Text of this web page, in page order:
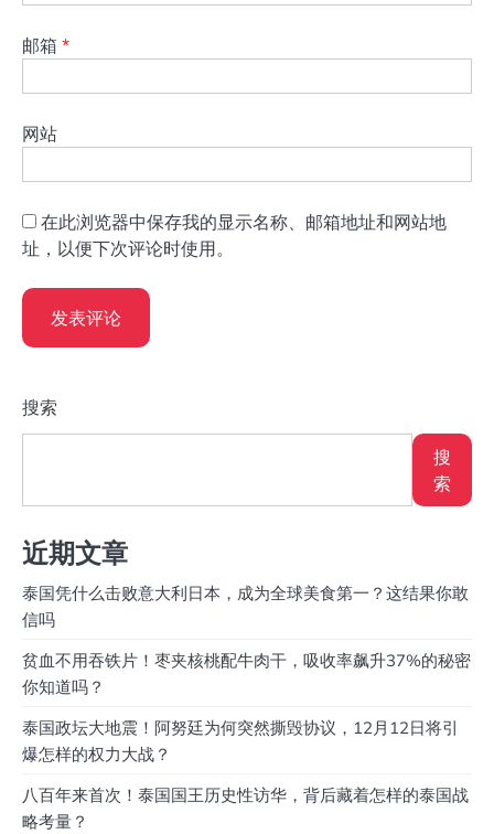
邮箱 *
网站
在此浏览器中保存我的显示名称、邮箱地址和网站地
址，以便下次评论时使用。
搜索
搜
索
近期文章
泰国凭什么击败意大利日本，成为全球美食第一？这结果你敢
信吗
贫血不用吞铁片！枣夹核桃配牛肉干，吸收率飙升37%的秘密
你知道吗？
泰国政坛大地震！阿努廷为何突然撕毁协议，12月12日将引
爆怎样的权力大战？
八百年来首次！泰国国王历史性访华，背后藏着怎样的泰国战
略考量？